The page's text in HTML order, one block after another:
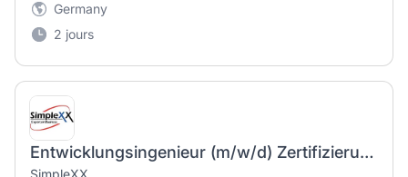
Germany
2 jours
Entwicklungsingenieur (m/w/d) Zertifizierung & Qualifikation – Light Twins für AIRBUS Helicopters